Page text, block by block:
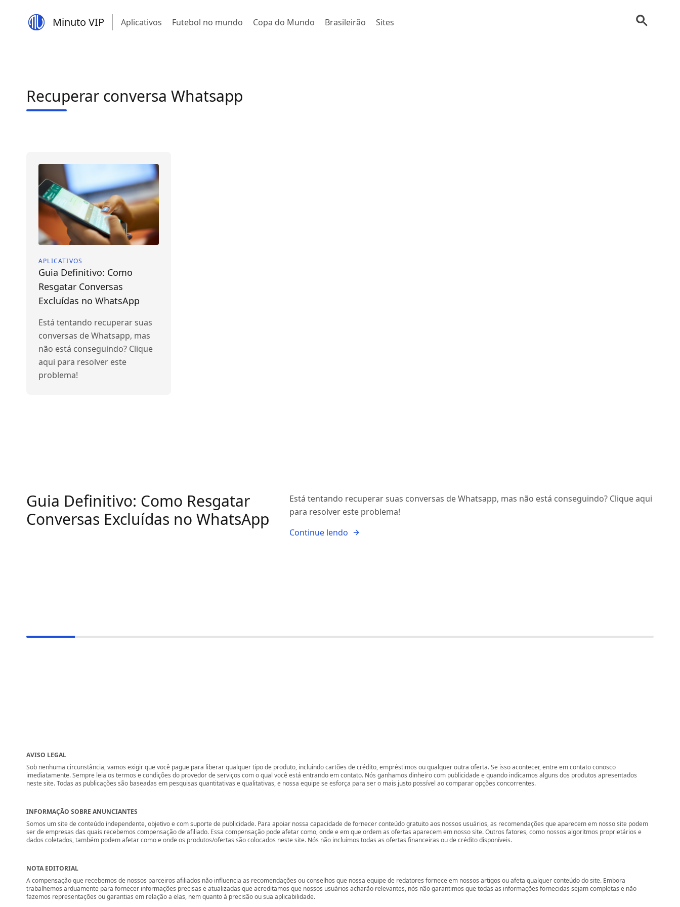
Minuto VIP Aplicativos Futebol no mundo Copa do Mundo Brasileirão Sites
Recuperar conversa Whatsapp
APLICATIVOS
Guia Definitivo: Como
Resgatar Conversas
Excluídas no WhatsApp
Está tentando recuperar suas
conversas de Whatsapp, mas
não está conseguindo? Clique
aqui para resolver este
problema!
Guia Definitivo: Como Resgatar
Conversas Excluídas no WhatsApp
Está tentando recuperar suas conversas de Whatsapp, mas não está conseguindo? Clique aqui
para resolver este problema!
Continue lendo
AVISO LEGAL
Sob nenhuma circunstância, vamos exigir que você pague para liberar qualquer tipo de produto, incluindo cartões de crédito, empréstimos ou qualquer outra oferta. Se isso acontecer, entre em contato conosco
imediatamente. Sempre leia os termos e condições do provedor de serviços com o qual você está entrando em contato. Nós ganhamos dinheiro com publicidade e quando indicamos alguns dos produtos apresentados
neste site. Todas as publicações são baseadas em pesquisas quantitativas e qualitativas, e nossa equipe se esforça para ser o mais justo possível ao comparar opções concorrentes.
INFORMAÇÃO SOBRE ANUNCIANTES
Somos um site de conteúdo independente, objetivo e com suporte de publicidade. Para apoiar nossa capacidade de fornecer conteúdo gratuito aos nossos usuários, as recomendações que aparecem em nosso site podem
ser de empresas das quais recebemos compensação de afiliado. Essa compensação pode afetar como, onde e em que ordem as ofertas aparecem em nosso site. Outros fatores, como nossos algoritmos proprietários e
dados coletados, também podem afetar como e onde os produtos/ofertas são colocados neste site. Nós não incluímos todas as ofertas financeiras ou de crédito disponíveis.
NOTA EDITORIAL
A compensação que recebemos de nossos parceiros afiliados não influencia as recomendações ou conselhos que nossa equipe de redatores fornece em nossos artigos ou afeta qualquer conteúdo do site. Embora
trabalhemos arduamente para fornecer informações precisas e atualizadas que acreditamos que nossos usuários acharão relevantes, nós não garantimos que todas as informações fornecidas sejam completas e não
fazemos representações ou garantias em relação a elas, nem quanto à precisão ou sua aplicabilidade.